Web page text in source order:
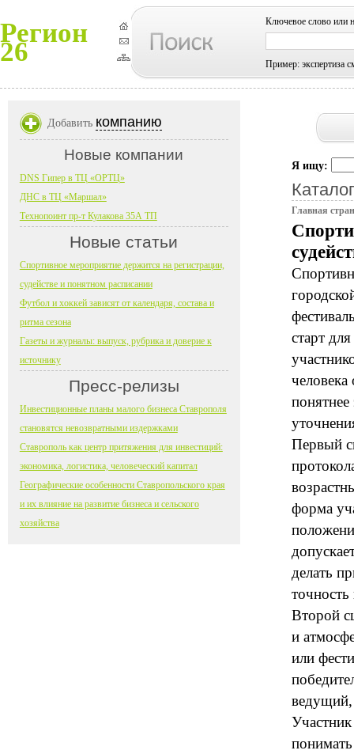
Регион
26
Ключевое слово или
Пример: экспертиза
Я ищу:
Главная
старт
Первый
форма
делать
Второй
и
или
ведущий,
Добавить компанию
Новые компании
DNS Гипер в ТЦ «ОРТЦ»
ДНС в ТЦ «Маршал»
Технопоинт пр-т Кулакова 35А ТП
Новые статьи
Спортивное мероприятие держится на регистрации,
судействе и понятном расписании
Футбол и хоккей зависят от календаря, состава и
ритма сезона
Газеты и журналы: выпуск, рубрика и доверие к
источнику
Пресс-релизы
Инвестиционные планы малого бизнеса Ставрополя
становятся невозвратными издержками
Ставрополь как центр притяжения для инвестиций:
экономика, логистика, человеческий капитал
Географические особенности Ставропольского края
и их влияние на развитие бизнеса и сельского
хозяйства